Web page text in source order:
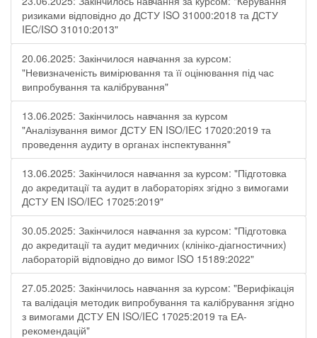
ризиками відповідно до ДСТУ ISO 31000:2018 та ДСТУ
IEC/ISO 31010:2013"
20.06.2025: Закінчилося навчання за курсом:
"Невизначеність вимірювання та її оцінювання під час
випробування та калібрування"
13.06.2025: Закінчилось навчання за курсом
"Аналізування вимог ДСТУ EN ISO/IEC 17020:2019 та
проведення аудиту в органах інспектування"
13.06.2025: Закінчилося навчання за курсом: "Підготовка
до акредитації та аудит в лабораторіях згідно з вимогами
ДСТУ EN ISO/IEC 17025:2019"
30.05.2025: Закінчилося навчання за курсом: "Підготовка
до акредитації та аудит медичних (клініко-діагностичних)
лабораторій відповідно до вимог ISO 15189:2022"
27.05.2025: Закінчилось навчання за курсом: "Верифікація
та валідація методик випробування та калібрування згідно
з вимогами ДСТУ EN ISO/IEC 17025:2019 та ЕА-
рекомендацій"